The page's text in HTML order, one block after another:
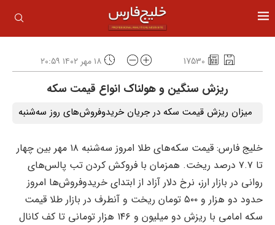
17530 ۱۸ مهر ۱۴۰۲ ۲۰:۵۹
ریزش سنگین و هولناک انواع قیمت سکه
میزان ریزش قیمت سکه در جریان خریدوفروش‌های روز سه‌شنبه
خلیج فارس: قیمت سکه‌های طلا امروز سه‌شنبه ۱۸ مهر بین چهار
تا ۷.۷ درصد ریخت. همزمان با فروکش کردن تب پالس‌های
روانی در بازار ارز، نرخ دلار آزاد از ابتدای خریدوفروش‌ها امروز
حدود دو هزار و ۵۰۰ تومان ریخت و آنطرف در بازار طلا قیمت
سکه امامی با ریزش دو میلیون و ۱۴۶ هزار تومانی تا کف کانال